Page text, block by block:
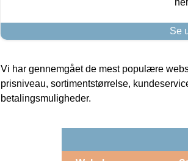
Se
Vi har gennemgået de mest populære
prisniveau, sortimentstørrelse,
betalingsmuligheder.